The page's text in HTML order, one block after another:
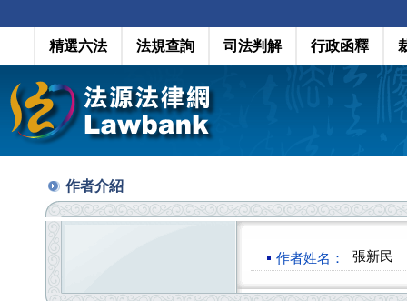
精選六法 法規查詢 司法判解 行政函釋
作者介紹
作者姓名： 張新民